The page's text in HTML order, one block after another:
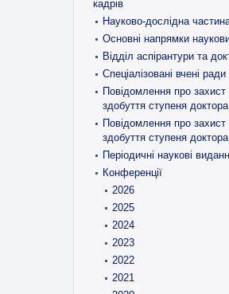
кадрів
Науково-дослідна
Основні напрямки
Відділ аспірантури та
Спеціалізовані вчені
Повідомлення про захист
здобуття ступеня
Повідомлення про захист
здобуття ступеня
Періодичні наукові
Конференції
2026
2025
2024
2023
2022
2021